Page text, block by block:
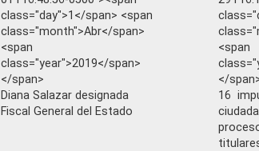
class="day">1</span> <span
class="month">Abr</span>
<span
class="year">2019</span>
</span>
Diana Salazar designada
Fiscal General del Estado
<span
</
16